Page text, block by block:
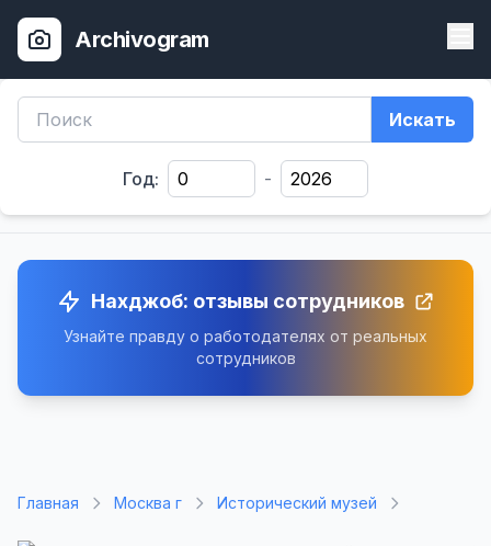
Archivogram
Искать
Год: -
Нахджоб: отзывы сотрудников
Узнайте правду о работодателях от реальных
сотрудников
Главная Москва г Исторический музей